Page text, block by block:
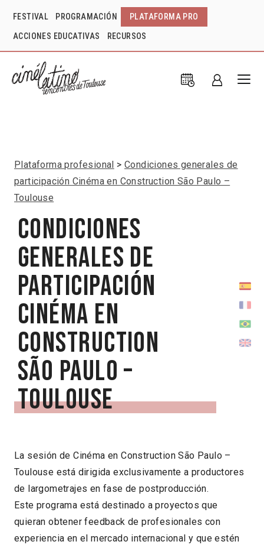
FESTIVAL PROGRAMACIÓN PLATAFORMA PRO
ACCIONES EDUCATIVAS RECURSOS
Plataforma profesional
Condiciones generales de
participación Cinéma en Construction São Paulo –
Toulouse
Condiciones
generales de
participación
Cinéma en
Construction
São Paulo –
Toulouse
La sesión de Cinéma en Construction São Paulo –
Toulouse está dirigida exclusivamente a productores
de largometrajes en fase de postproducción.
Este programa está destinado a proyectos que
quieran obtener feedback de profesionales con
experiencia en el mercado internacional y que estén